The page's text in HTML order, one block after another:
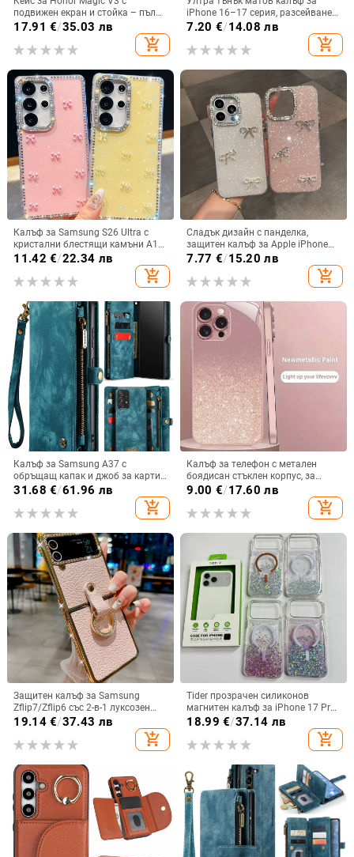
подвижен екран и стойка – пълна
защита, удароустойчив, против
имитационна кожа, прецизна
17.91 €/35.03 лв
add_shopping_cart
iPhone 16–17 серия, разсейване
на топлината, пълно покритие,
удароустойчив и устойчив на
отпечатъци
7.20 €/14.08 лв
add_shopping_cart
Калъф за Samsung S26 Ultra с
кристални блестящи камъни A17,
A57IMD Aurora Bow и S24FE,
11.42 €/22.34 лв
add_shopping_cart
Сладък дизайн с панделка,
защитен калъф за Apple iPhone
11–15 Pro Max, пълен обхват
7.77 €/15.20 лв
add_shopping_cart
Калъф за Samsung A37 с
обръщащ капак и джоб за карти,
защита от падане, A16 джоб за
магнитно затваряне
31.68 €/61.96 лв
add_shopping_cart
Калъф за телефон с метален
боядисан стъклен корпус, за
iPhone 11–14 Pro Max,
9.00 €/17.60 лв
add_shopping_cart
Защитен калъф за Samsung
Zflip7/Zflip6 със 2-в-1 луксозен
дизайн, изкуствена кожа и
19.14€/37.43 лв
add_shopping_cart
Tider прозрачен силиконов
магнитен калъф за iPhone 17 Pro
Max, защита срещу падане,
18.99 €/37.14 лв
add_shopping_cart